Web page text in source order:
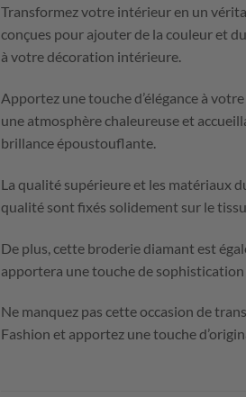
Transformez votre intérieur en un
conçues pour ajouter de la couleur et
à votre décoration intérieure.
Apportez une touche d’élégance à
une atmosphère chaleureuse et
brillance époustouflante.
La qualité supérieure et les matériaux
qualité sont fixés solidement sur le
De plus, cette broderie diamant est
apportera une touche de
Ne manquez pas cette occasion de
Fashion et apportez une touche